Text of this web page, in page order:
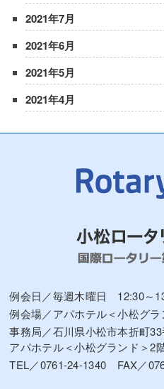
2021年7月
2021年6月
2021年5月
2021年4月
例会日／毎週木曜日 12:30～
例会場／アパホテル＜小松グ
事務局／石川県小松市本折町
アパホテル＜小松グランド＞2
TEL／0761-24-1340 FAX／